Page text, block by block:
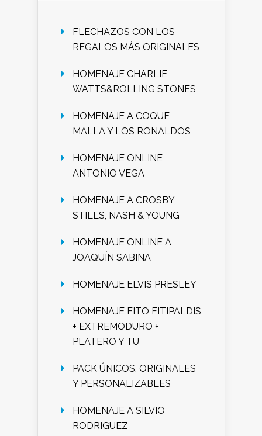
FLECHAZOS CON LOS
REGALOS MÁS ORIGINALES
HOMENAJE CHARLIE
WATTS&ROLLING STONES
HOMENAJE A COQUE
MALLA Y LOS RONALDOS
HOMENAJE ONLINE
ANTONIO VEGA
HOMENAJE A CROSBY,
STILLS, NASH & YOUNG
HOMENAJE ONLINE A
JOAQUÍN SABINA
HOMENAJE ELVIS PRESLEY
HOMENAJE FITO FITIPALDIS
+ EXTREMODURO +
PLATERO Y TU
PACK ÚNICOS, ORIGINALES
Y PERSONALIZABLES
HOMENAJE A SILVIO
RODRIGUEZ